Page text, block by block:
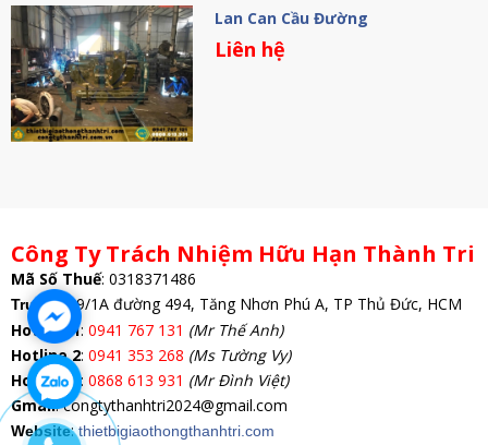
Lan Can Cầu Đường
Liên hệ
Công Ty Trách Nhiệm Hữu Hạn Thành Tri
Mã Số Thuế: 0318371486
Trụ Sở: 69/1A đường 494, Tăng Nhơn Phú A, TP Thủ Đức, HCM
Hotline 1: 0941 767 131 (Mr Thế Anh)
Hotline 2: 0941 353 268 (Ms Tường Vy)
Hotline 3: 0868 613 931 (Mr Đình Việt)
Gmail: congtythanhtri2024@gmail.com
Website:thietbigiaothongthanhtri.com